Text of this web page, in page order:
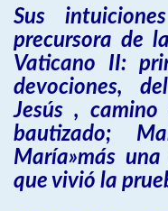
Sus
precursora de
Vaticano II:
devociones,
Jesús ,
bautizado;
María»más
que vivió la